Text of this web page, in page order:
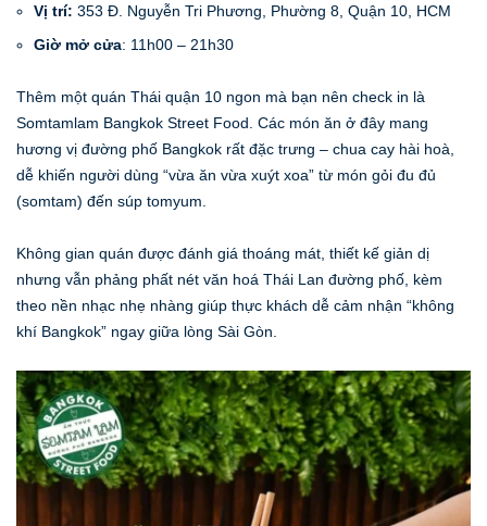
Vị trí: 353 Đ. Nguyễn Tri Phương, Phường 8, Quận 10, HCM
Giờ mở cửa: 11h00 – 21h30
Thêm một quán Thái quận 10 ngon mà bạn nên check in là
Somtamlam Bangkok Street Food. Các món ăn ở đây mang
hương vị đường phố Bangkok rất đặc trưng – chua cay hài hoà,
dễ khiến người dùng “vừa ăn vừa xuýt xoa” từ món gỏi đu đủ
(somtam) đến súp tomyum.
Không gian quán được đánh giá thoáng mát, thiết kế giản dị
nhưng vẫn phảng phất nét văn hoá Thái Lan đường phố, kèm
theo nền nhạc nhẹ nhàng giúp thực khách dễ cảm nhận “không
khí Bangkok” ngay giữa lòng Sài Gòn.